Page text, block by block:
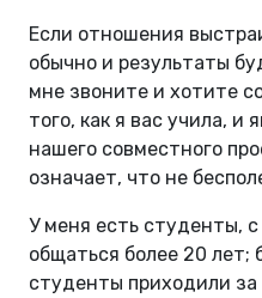
Если отношения
обычно и результаты
мне звоните и хотите
того, как я вас учила, и
нашего совместного
означает, что не
У меня есть студенты,
общаться более 20 лет;
студенты приходили